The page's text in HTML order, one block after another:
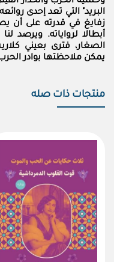
البريد" التي تعد إحدى
زفايغ في قدرته على أن
أبطالا لرواياته. ويرصد
الصغار، فترى بعيني
يمكن ملاحظتها بوادر
منتجات ذات صله